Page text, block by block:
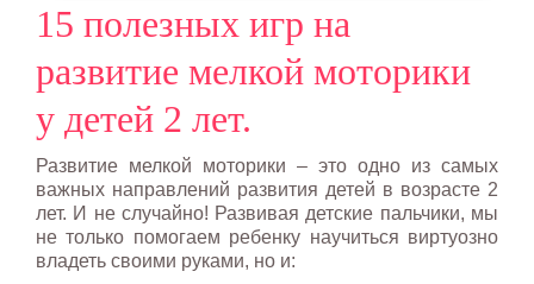
15 полезных игр на
развитие мелкой моторики
у детей 2 лет.
Развитие мелкой моторики – это одно из самых
важных направлений развития детей в возрасте 2
лет. И не случайно! Развивая детские пальчики, мы
не только помогаем ребенку научиться виртуозно
владеть своими руками, но и: